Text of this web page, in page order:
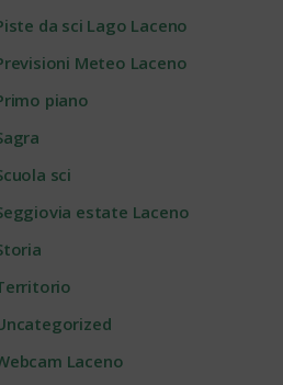
da sci Lago Laceno
Meteo Laceno
piano
sci
estate Laceno
Laceno